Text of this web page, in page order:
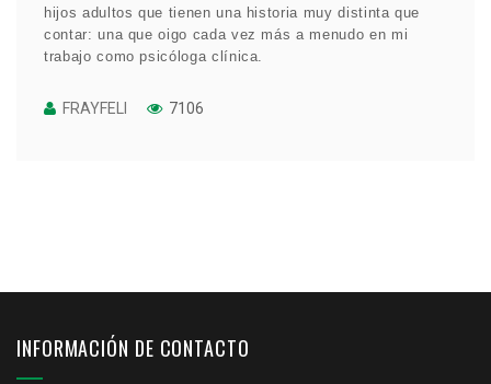
hijos adultos que tienen una historia muy distinta que
contar: una que oigo cada vez más a menudo en mi
trabajo como psicóloga clínica.
FRAYFELI 7106
INFORMACIÓN DE CONTACTO